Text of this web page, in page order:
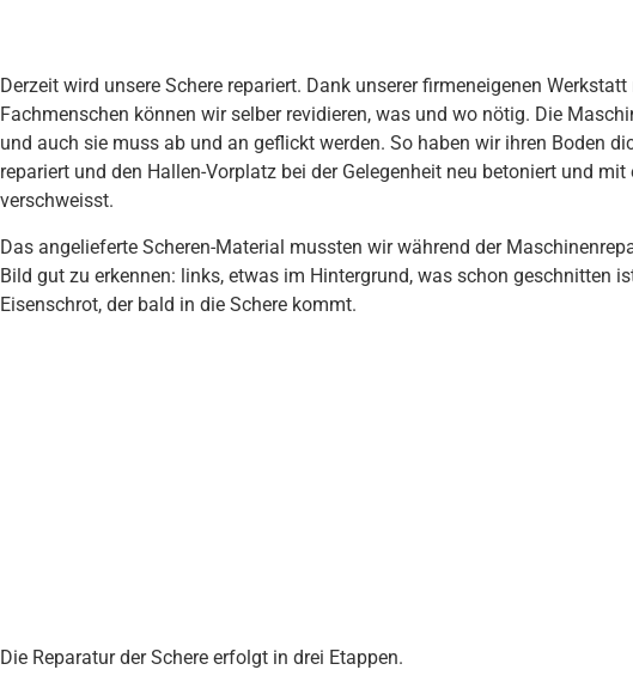
Derzeit wird unsere Schere repariert. Dank unserer firmeneigenen
Fachmenschen können wir selber revidieren, was und wo nötig. Die
und auch sie muss ab und an geflickt werden. So haben wir ihren Boden
repariert und den Hallen-Vorplatz bei der Gelegenheit neu betoniert und mit
verschweisst.
Das angelieferte Scheren-Material mussten wir während der
Bild gut zu erkennen: links, etwas im Hintergrund, was schon geschnitten
Eisenschrot, der bald in die Schere kommt.
Die Reparatur der Schere erfolgt in drei Etappen.